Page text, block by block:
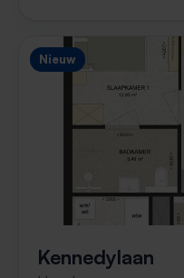
Nieuw
Kennedylaan